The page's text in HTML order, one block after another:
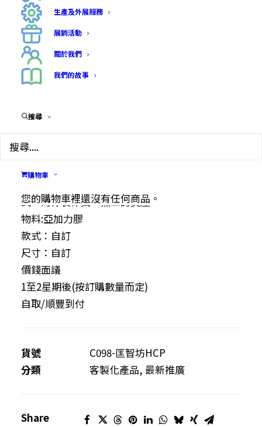
生產及外展服務
展銷活動
關於我們
我們的故事
搜尋
購物車
您的購物車裡還沒有任何商品。
自訂獎座(亞加力膠)
式，為你製作獨一無二的獎座
物料:亞加力膠
款式：自訂
尺寸：自訂
價錢面議
1至2星期後(按訂購數量而定)
自取/順豐到付
貨號
C098-匡智坊HCP
分類
客製化產品, 最新推廣
Share